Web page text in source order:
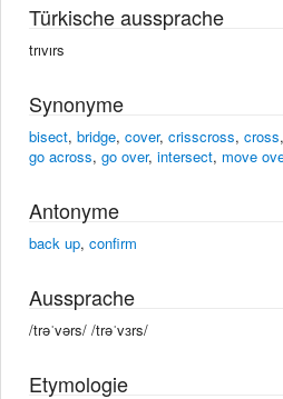
Türkische aussprache
trıvırs
Synonyme
bisect, bridge, cover, crisscross, cross,
go across, go over, intersect, move
Antonyme
back up, confirm
Aussprache
/trəˈvərs/ /trəˈvɜrs/
Etymologie